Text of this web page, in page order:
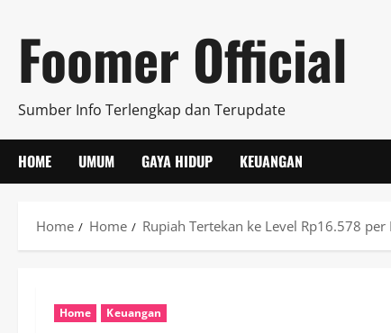
content
Foomer Official
Sumber Info Terlengkap dan Terupdate
HOME UMUM GAYA HIDUP KEUANGAN
Home Home Rupiah Tertekan ke Level Rp16.578
Home Keuangan